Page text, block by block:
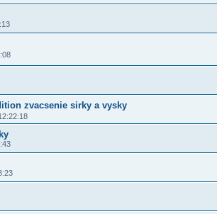
zvacsenie sirky a vysky